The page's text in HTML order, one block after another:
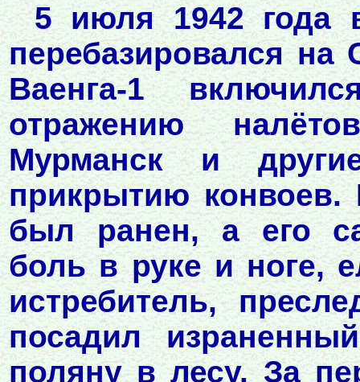
5 июля 1942 года
перебазировался
Ваенга-1
отражению
Мурманск и
прикрытию
был ранен, а его
боль в руке и ноге,
истребитель,
посадил
поляну в лесу. За